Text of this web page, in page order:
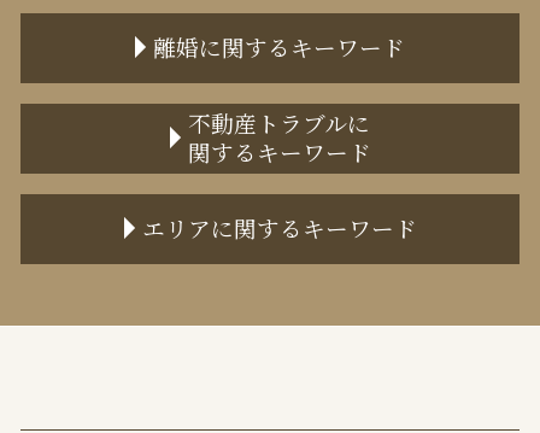
離婚に関するキーワード
離婚裁判 弁護士費用
離婚届 必要書類
不貞行為 離婚できない
面会交流 15歳以上
不動産トラブルに
関するキーワード
不動産トラブル 無料相談
エリアに関するキーワード
目黒区 離婚 弁護士